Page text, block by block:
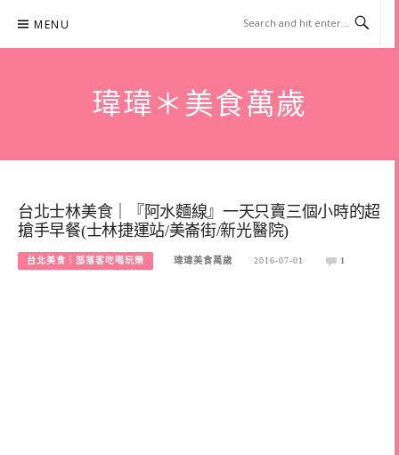
content
MENU
瑋瑋＊美食萬歲
台北士林美食｜『阿水麵線』一天只賣三個小時的超
搶手早餐(士林捷運站/美崙街/新光醫院)
台北美食｜部落客吃喝玩樂 瑋瑋美食萬歲 2016-07-01 1